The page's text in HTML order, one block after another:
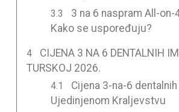
3 na 6 naspram All-on-
Kako se uspoređuju?
CIJENA 3 NA 6 DENTALNIH
TURSKOJ 2026.
Cijena 3-na-6
Ujedinjenom Kraljevstvu